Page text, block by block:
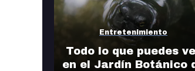
Entretenimiento
Todo lo que puedes
en el Jardín Botánico